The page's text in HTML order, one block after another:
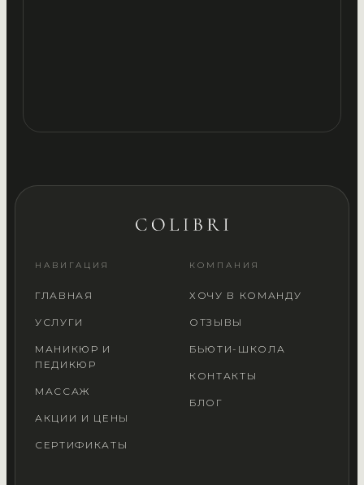
НАВИГАЦИЯ
ГЛАВНАЯ
УСЛУГИ
МАНИКЮР И
ПЕДИКЮР
МАССАЖ
АКЦИИ И ЦЕНЫ
СЕРТИФИКАТЫ
КОМПАНИЯ
ХОЧУ В КОМАНДУ
ОТЗЫВЫ
БЬЮТИ-ШКОЛА
КОНТАКТЫ
БЛОГ